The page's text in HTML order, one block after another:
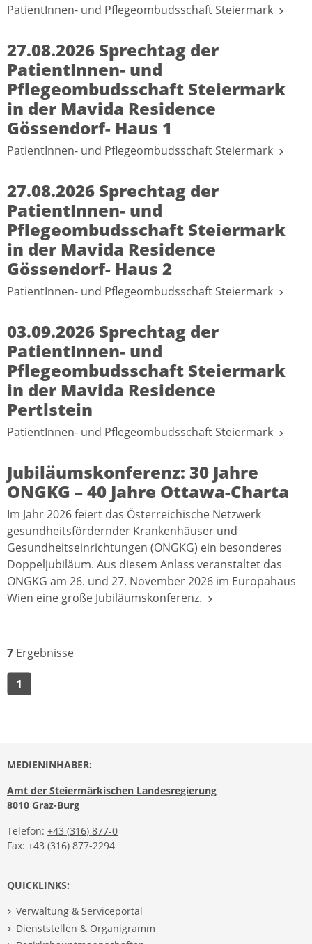
PatientInnen- und Pflegeombudsschaft Steiermark
27.08.2026 Sprechtag der
PatientInnen- und
Pflegeombudsschaft Steiermark
in der Mavida Residence
Gössendorf- Haus 1
PatientInnen- und Pflegeombudsschaft Steiermark
27.08.2026 Sprechtag der
PatientInnen- und
Pflegeombudsschaft Steiermark
in der Mavida Residence
Gössendorf- Haus 2
PatientInnen- und Pflegeombudsschaft Steiermark
03.09.2026 Sprechtag der
PatientInnen- und
Pflegeombudsschaft Steiermark
in der Mavida Residence
Pertlstein
PatientInnen- und Pflegeombudsschaft Steiermark
Jubiläumskonferenz: 30 Jahre
ONGKG – 40 Jahre Ottawa-Charta
Im Jahr 2026 feiert das Österreichische Netzwerk
gesundheitsfördernder Krankenhäuser und
Gesundheitseinrichtungen (ONGKG) ein besonderes
Doppeljubiläum. Aus diesem Anlass veranstaltet das
ONGKG am 26. und 27. November 2026 im Europahaus
Wien eine große Jubiläumskonferenz.
7 Ergebnisse
1
MEDIENINHABER:
Amt der Steiermärkischen Landesregierung
8010 Graz-Burg
Telefon: +43 (316) 877-0
Fax: +43 (316) 877-2294
QUICKLINKS:
Verwaltung & Serviceportal
Dienststellen & Organigramm